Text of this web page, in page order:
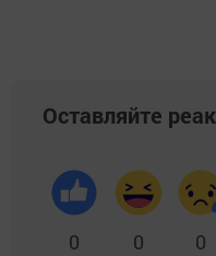
Оставляйте
0 0 0